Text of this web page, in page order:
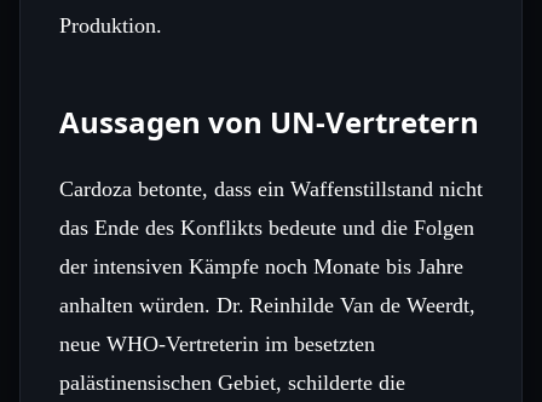
Produktion.
Aussagen von UN‑Vertretern
Cardoza betonte, dass ein Waffenstillstand nicht
das Ende des Konflikts bedeute und die Folgen
der intensiven Kämpfe noch Monate bis Jahre
anhalten würden. Dr. Reinhilde Van de Weerdt,
neue WHO‑Vertreterin im besetzten
palästinensischen Gebiet, schilderte die